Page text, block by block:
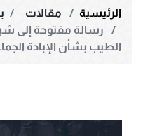
الرئيسية مقالات
رسالة مفتوحة إلى
الطيب بشأن الإبادة